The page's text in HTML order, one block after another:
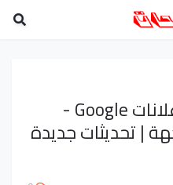
تعديل على سياسة إعلانات Google -
| تحديثات جديدة